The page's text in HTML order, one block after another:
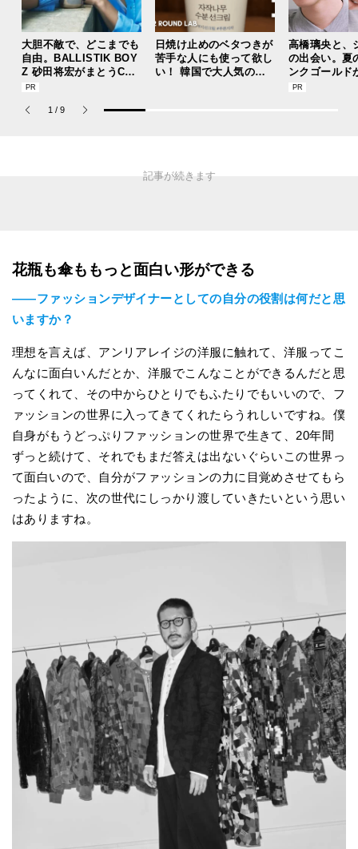
大胆不敵で、どこまでも
自由。BALLISTIK BOY
Z 砂田将宏がまとうCOA
CHの新作フレグランス
ナム パルファム」
日焼け止めのベタつきが
苦手な人にも使って欲し
い！ 韓国で大人気のス
高橋璃央と、
の出会い。夏
ンクゴールド
“SUMMER
1 / 9
花瓶も傘ももっと面白い形ができる
――ファッションデザイナーとしての自分の役割は何だと思
いますか？
理想を言えば、アンリアレイジの洋服に触れて、洋服ってこ
んなに面白いんだとか、洋服でこんなことができるんだと思
ってくれて、その中からひとりでもふたりでもいいので、フ
ァッションの世界に入ってきてくれたらうれしいですね。僕
自身がもうどっぷりファッションの世界で生きて、20年間
ずっと続けて、それでもまだ答えは出ないぐらいこの世界っ
て面白いので、自分がファッションの力に目覚めさせてもら
ったように、次の世代にしっかり渡していきたいという思い
はありますね。